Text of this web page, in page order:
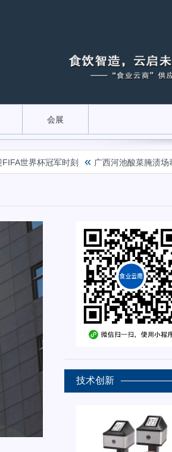
会展
界杯冠军时刻 « 广西河池酸菜腌渍场毒气
技术创新